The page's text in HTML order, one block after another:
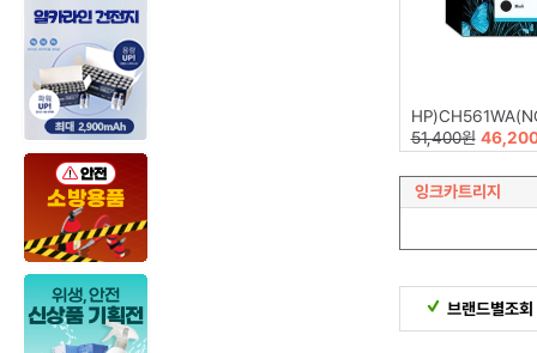
51,400원
잉크카트리지
브랜드별조회